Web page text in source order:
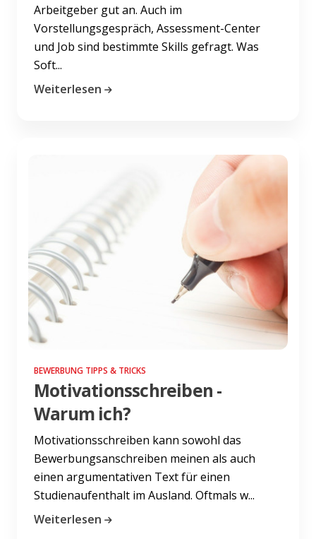
Arbeitgeber gut an. Auch im
Vorstellungsgespräch, Assessment-Center
und Job sind bestimmte Skills gefragt. Was
Soft...
Weiterlesen
BEWERBUNG TIPPS & TRICKS
Motivationsschreiben -
Warum ich?
Motivationsschreiben kann sowohl das
Bewerbungsanschreiben meinen als auch
einen argumentativen Text für einen
Studienaufenthalt im Ausland. Oftmals w...
Weiterlesen